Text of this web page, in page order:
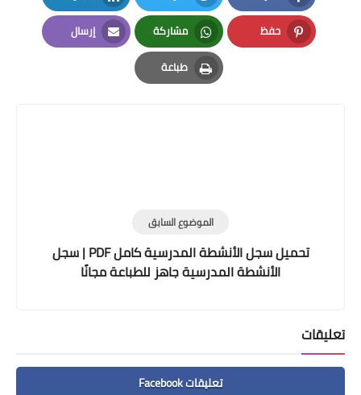
Facebook
Twitter
LinkedIn
حفظ
Pinterest
مشاركة
Whatsapp
إرسال
Email
طباعة
Print
الموضوع السابق
تحميل سجل الأنشطة المدرسية كامل PDF | سجل
الأنشطة المدرسية جاهز للطباعة مجانًا
تعليقات
تعليقات Facebook